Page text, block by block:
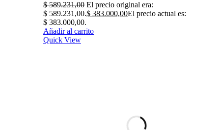
$589.231,00 El precio original era:
$ 589.231,00.$ 383.000,00El precio actual es:
$ 383.000,00.
Añadir al carrito
Quick View